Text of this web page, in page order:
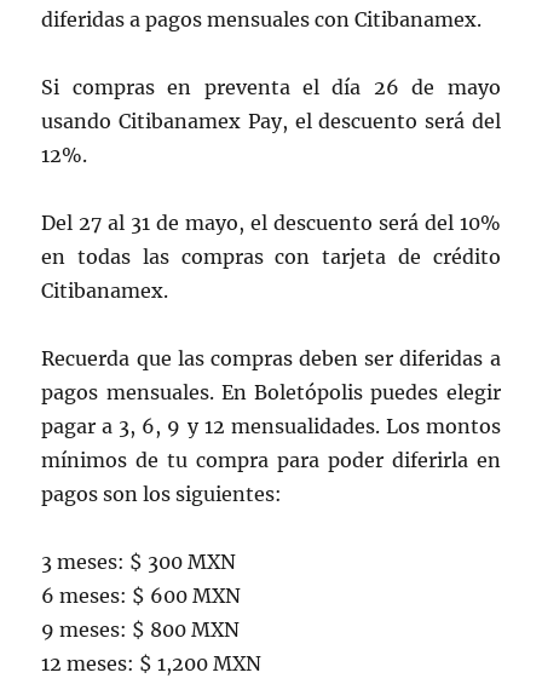
diferidas a pagos mensuales con Citibanamex.
Si compras en preventa el día 26 de mayo
usando Citibanamex Pay, el descuento será del
12%.
Del 27 al 31 de mayo, el descuento será del 10%
en todas las compras con tarjeta de crédito
Citibanamex.
Recuerda que las compras deben ser diferidas a
pagos mensuales. En Boletópolis puedes elegir
pagar a 3, 6, 9 y 12 mensualidades. Los montos
mínimos de tu compra para poder diferirla en
pagos son los siguientes:
3 meses: $ 300 MXN
6 meses: $ 600 MXN
9 meses: $ 800 MXN
12 meses: $ 1,200 MXN